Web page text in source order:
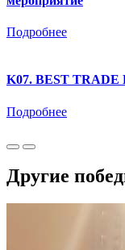
Подробнее
K07. BEST TRADE
Подробнее
Другие